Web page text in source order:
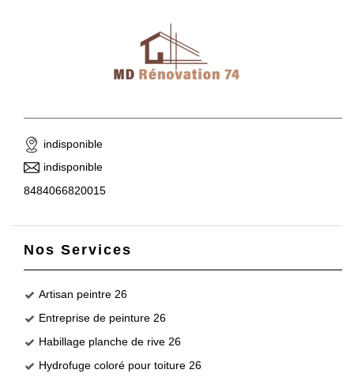
indisponible
indisponible
8484066820015
Nos Services
Artisan peintre 26
Entreprise de peinture 26
Habillage planche de rive 26
Hydrofuge coloré pour toiture 26